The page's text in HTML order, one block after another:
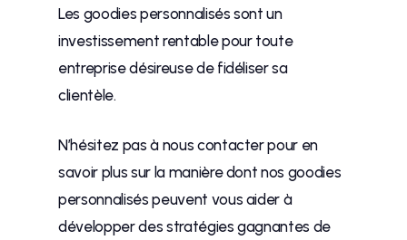
Les goodies personnalisés sont un
investissement rentable pour toute
entreprise désireuse de fidéliser sa
clientèle.
N’hésitez pas à nous contacter pour en
savoir plus sur la manière dont nos goodies
personnalisés peuvent vous aider à
développer des stratégies gagnantes de